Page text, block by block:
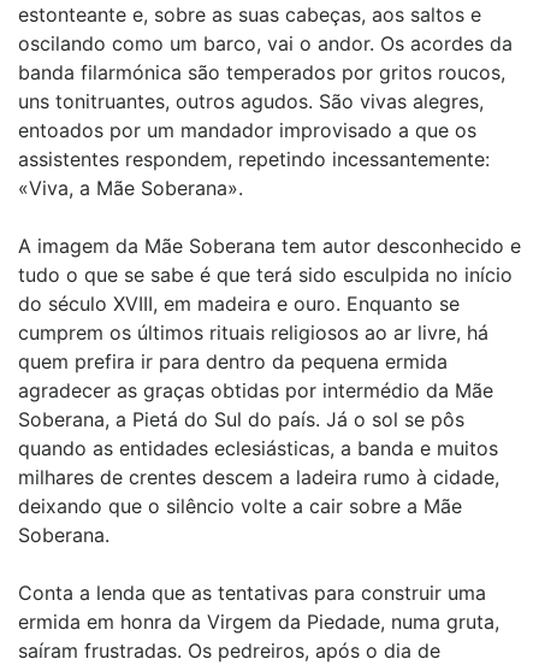
estonteante e, sobre as suas cabeças, aos saltos e
oscilando como um barco, vai o andor. Os acordes da
banda filarmónica são temperados por gritos roucos,
uns tonitruantes, outros agudos. São vivas alegres,
entoados por um mandador improvisado a que os
assistentes respondem, repetindo incessantemente:
«Viva, a Mãe Soberana».
A imagem da Mãe Soberana tem autor desconhecido e
tudo o que se sabe é que terá sido esculpida no início
do século XVIII, em madeira e ouro. Enquanto se
cumprem os últimos rituais religiosos ao ar livre, há
quem prefira ir para dentro da pequena ermida
agradecer as graças obtidas por intermédio da Mãe
Soberana, a Pietá do Sul do país. Já o sol se pôs
quando as entidades eclesiásticas, a banda e muitos
milhares de crentes descem a ladeira rumo à cidade,
deixando que o silêncio volte a cair sobre a Mãe
Soberana.
Conta a lenda que as tentativas para construir uma
ermida em honra da Virgem da Piedade, numa gruta,
saíram frustradas. Os pedreiros, após o dia de